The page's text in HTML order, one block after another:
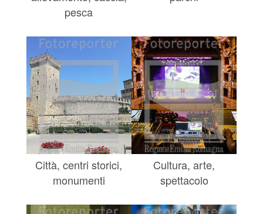
pesca
Città, centri storici,
monumenti
Cultura, arte,
spettacolo